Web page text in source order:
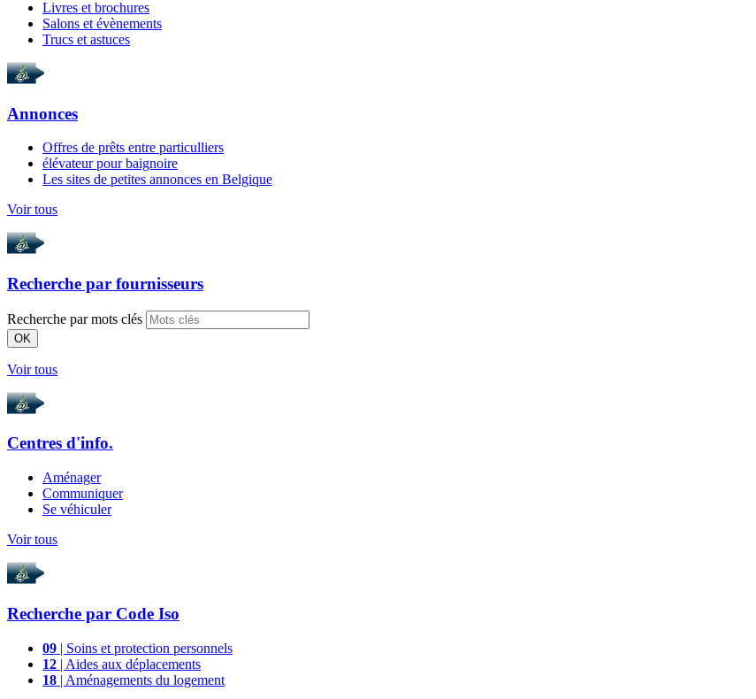
Livres et brochures
Salons et évènements
Trucs et astuces
Annonces
Offres de prêts entre particulliers
élévateur pour baignoire
Les sites de petites annonces en Belgique
Voir tous
Recherche par fournisseurs
Recherche par mots clés
OK
Voir tous
Centres d'info.
Aménager
Communiquer
Se véhiculer
Voir tous
Recherche par Code Iso
09 | Soins et protection personnels
12 | Aides aux déplacements
18 | Aménagements du logement